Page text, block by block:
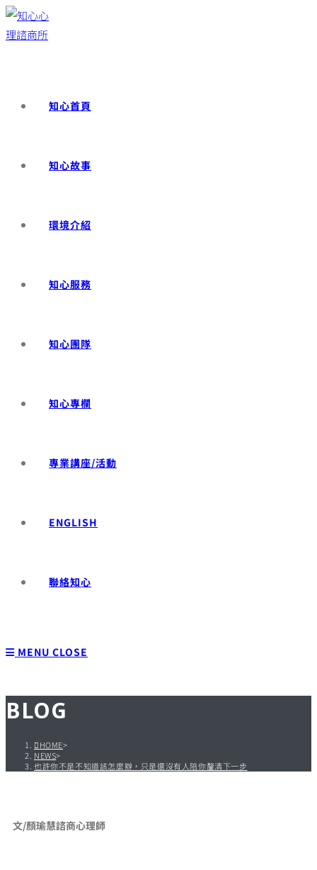
知心首頁
知心故事
環境介紹
知心服務
知心團隊
知心專欄
專業講座/活動
ENGLISH
聯絡知心
MENU CLOSE
BLOG
HOME>
NEWS>
也許你不是不知道該怎麼辦，只是還沒有人陪你釐清下一步
文/顏瑜慧諮商心理師